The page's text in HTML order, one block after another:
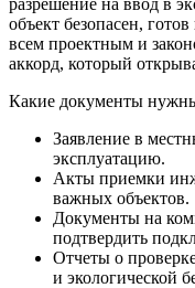
объект безопасен,
всем проектным и
аккорд, который
Какие документы
Заявление в
эксплуатацию.
Акты приемки
важных объектов.
Документы на
подтвердить
Отчеты о
и экологической